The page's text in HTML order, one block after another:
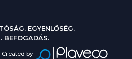
EGYENLŐSÉG.
BEFOGADÁS.
Created by